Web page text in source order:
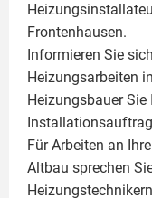
Frontenhausen.
Informieren Sie
Heizungsarbeiten
Heizungsbauer Sie
Für Arbeiten an
Altbau sprechen